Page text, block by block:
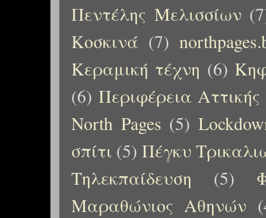
Πεντέλης Μελισσίων
Κοσκινά (7)
Κεραμική τέχνη (6)
(6) Περιφέρεια Αττικής
North Pages (5)
σπίτι (5) Πέγκυ
Τηλεκπαίδευση
(5)
Μαραθώνιος Αθηνών